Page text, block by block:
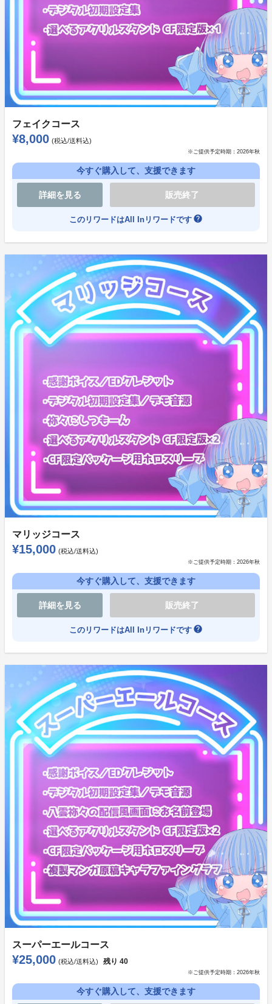
次の目標はMV(OP)に続き、ゲームの映像を使用したPV
を制作させていただくこと。
先行で興味を持ってくださっている濃い天使ちゃん(あ
なた)達に続く、
なんだなんだ？ と寄ってきてしまったご新規さんをぺ
引きずり込む映像を用意したいと考えております。
皆様のご支援のおかげで目標の250％に無事達成しまし
現在の支援してくださっている(※応援コース除く)皆
様、これからご支援を考えられている皆様にほんの気持
ち程度ですが、お礼に作中イベントスチルを使用した
『成人組百合カプミニ色紙』を追加でお送り致します！
パケコースは除かせて頂きます。ご了承ください。
ＰＣ用ＡＤＶゲーム『私たちフェイクマリッジ？』およ
び今回のクラファンプロジェクトに興味をお持ちくださ
り、ありがとうございます。
コンセプト発表のポストが11000いいね付くなど、新し
い流れを感じております。
この作品を作っているサークルの所属人数は滝井ノアメ
たったひとりです。
今まで何作も作っている中で、毎回出来ない事がありま
した。
この方とお仕事したいなーと思ってお声掛けしても断ら
れたり、プレスリリースを出しても載せて頂けなかった
フェイクコース
¥8,000 (税込/送料込)
※ご提供予定時期： 2026年秋
今すぐ購入して、支援できます
詳細を見る 販売終了
このリワードはAll Inリワードです help
マリッジコース
¥15,000 (税込/送料込)
※ご提供予定時期： 2026年秋
今すぐ購入して、支援できます
詳細を見る 販売終了
このリワードはAll Inリワードです help
スーパーエールコース
¥25,000 (税込/送料込) 残り 40
※ご提供予定時期： 2026年秋
今すぐ購入して、支援できます